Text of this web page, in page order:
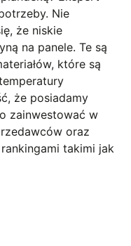
Nie
że niskie
na panele. Te są
które są
że posiadamy
zainwestować w
oraz
takimi jak